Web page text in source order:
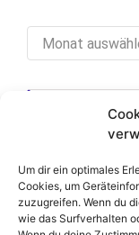
Um dir ein optimales
Cookies, um
zuzugreifen. Wenn du
wie das Surfverhalten
Über diese